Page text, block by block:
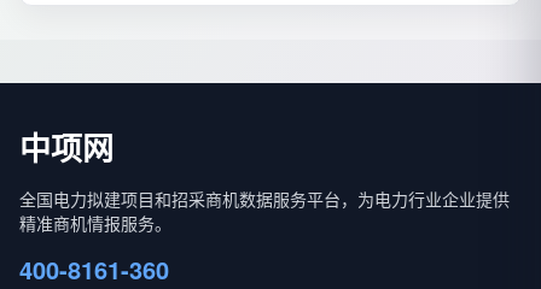
中项网
全国电力拟建项目和招采商机数据服务平台，为电力行业企业提供
精准商机情报服务。
400-8161-360